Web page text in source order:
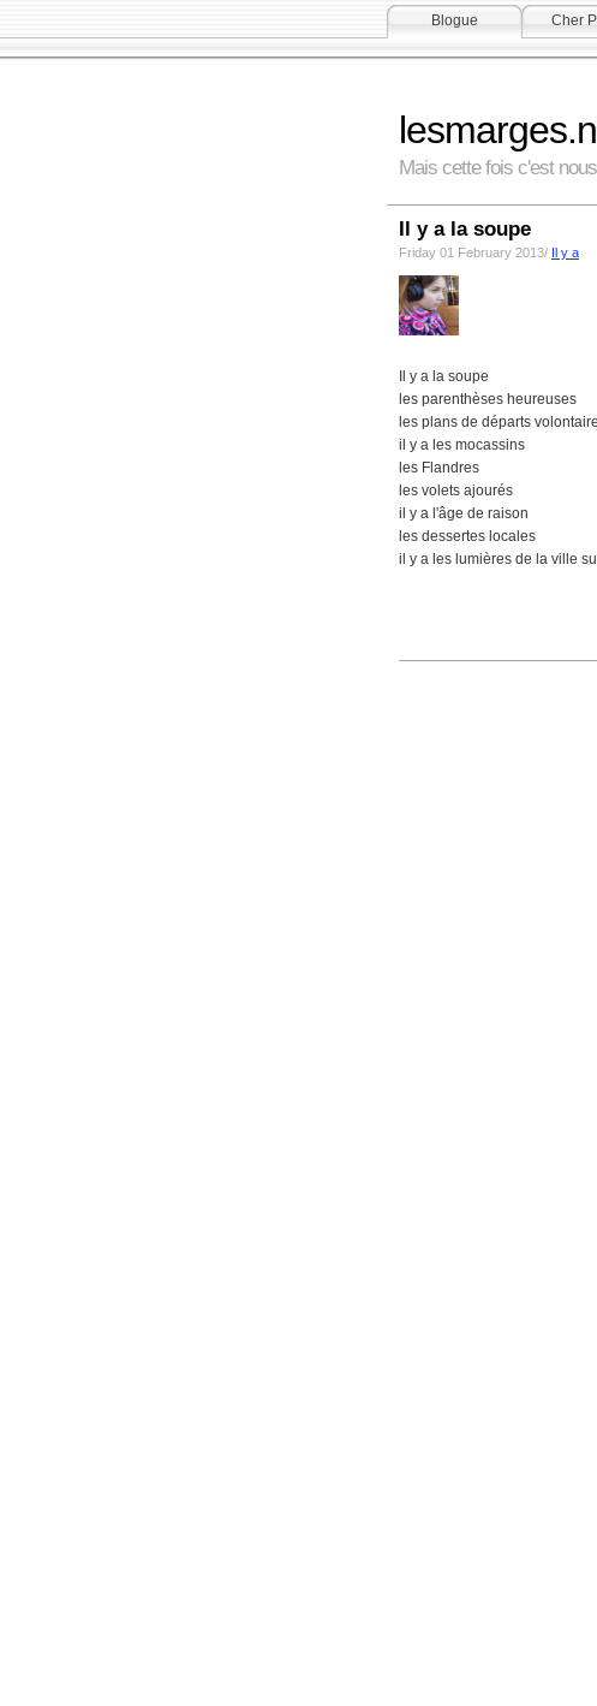
Blogue Cher
Mais cette fois c'est
Il y a la soupe
Friday 01 February 2013/ Il y a
Il y a la soupe
les parenthèses heureuses
les plans de départs
il y a les mocassins
les Flandres
les volets ajourés
il y a l'âge de raison
les dessertes locales
il y a les lumières de la ville